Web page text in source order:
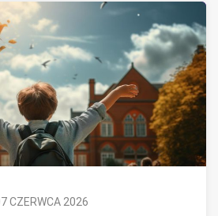
CZERWCA 2026